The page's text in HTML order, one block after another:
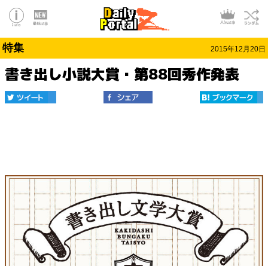
特集 2015年12月20日
書き出し小説大賞・第88回秀作発表